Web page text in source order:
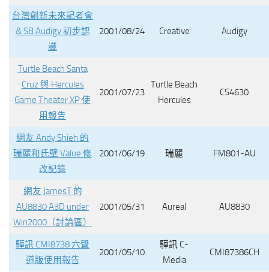
台灣創新未來記者會
& SB Audigy 初步認
識
2001/08/24 Creative Audigy
Turtle Beach Santa
Cruz 與 Hercules
Game Theater XP 使
用報告
2001/07/23
Turtle Beach
Hercules
CS4630
網友 Andy Shieh 的
瑞麗和氏壁 Value 修
改記錄
2001/06/19 瑞麗 FM801-AU
網友 JamesT 的
AU8830 A3D under
Win2000（討論區）
2001/05/31 Aureal AU8830
驊訊 CMI8738 六聲
道版使用報告
2001/05/10
驊訊 C-
Media
CMI87386CH